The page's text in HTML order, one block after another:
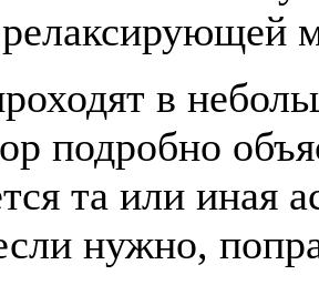
релаксирующей
в
подробно
та или иная
нужно,